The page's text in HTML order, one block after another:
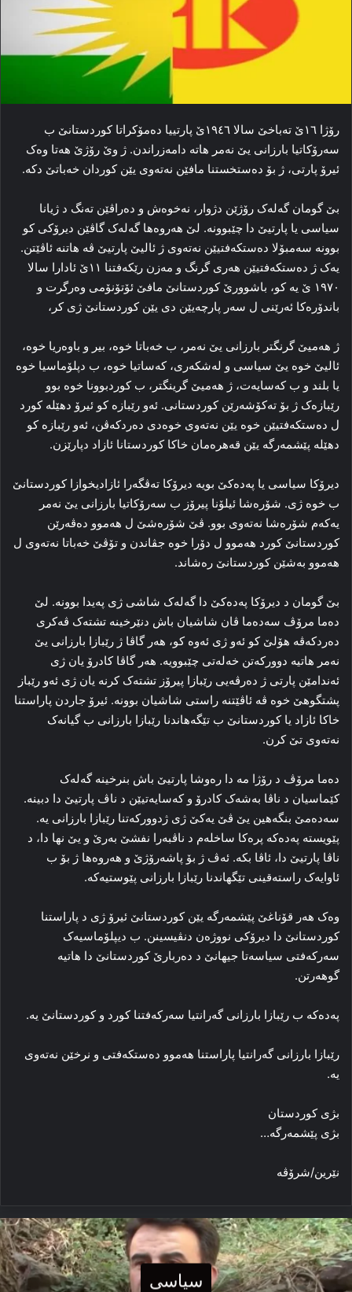
رۆژا ۱٦ێ ته‌باخێ سالا ۱۹٤٦ێ پارتییا ده‌مۆکراتا کوردستانێ ب
سه‌رۆکاتیا بارزانی یێ نه‌مر هاته‌ دامه‌زراندن. ژ وێ رۆژێ هه‌تا وه‌ک
ئیرۆ پارتی، ژ بۆ ده‌ستخستنا مافێن نه‌ته‌وی یێن کوردان خه‌باتێ دکه‌.
بێ گومان گه‌له‌ک رۆژێن دژوار، نه‌خوه‌ش و ده‌راڤێن ته‌نگ د ژیانا
سیاسی یا پارتیێ دا چێبوونه‌. لێ هه‌روه‌ها گه‌له‌ک گاڤێن دیرۆکی کو
بوونه‌ سه‌مبۆلا ده‌ستکەفتیێن نه‌ته‌وی ژ ئالیێ پارتیێ ڤه‌ هاتنه‌ ئاڤێتن.
یەک ژ دەستکەفتیێن هەری گرنگ و مەزن رێکەفتنا ١١ێ ئادارا سالا
١٩٧٠ ێ یە کو، باشوورێ کوردستانێ مافێ ئۆتۆنۆمی وەرگرت و
باندۆرەکا ئەرێنی ل سەر پارچەیێن دی یێن کوردستانێ ژی کر،
ژ هه‌میێ گرنگتر بارزانی یێ نه‌مر، ب خه‌باتا خوه‌، بیر و باوه‌ریا خوه‌،
ئالیێ خوه‌ یێ سیاسی و له‌شکه‌ری، که‌ساتیا خوه‌، ب دپلۆماسیا خوه‌
یا بلند و ب که‌سایه‌ت، ژ هه‌میێ گرینگتر، ب کوردبوونا خوه‌ بوو
رێبازه‌ک ژ بۆ ته‌کۆشه‌رێن کوردستانی. ئه‌و رێبازه‌ کو ئیرۆ دهێلە کورد
ل ده‌ستکه‌فتیێن خوە یێن نه‌ته‌وی خوه‌دی ده‌ردکه‌ڤن، ئه‌و رێبازه‌ کو
دهێله‌ پێشمه‌رگه‌ یێن قه‌هره‌مان خاکا کوردستانا ئازاد دپارێزن.
دیرۆکا سیاسی یا پەدەکێ بویە دیرۆکا ته‌ڤگه‌را ئازادیخوازا کوردستانێ
ب خوه‌ ژی. شۆره‌شا ئیلۆنا پیرۆز ب سه‌رۆکاتیا بارزانی یێ نه‌مر
یه‌که‌م شۆره‌شا نه‌ته‌وی بوو. ڤێ شۆره‌شێ ل هه‌موو ده‌ڤه‌رێن
کوردستانێ کورد هه‌موو ل دۆرا خوه‌ جڤاندن و تۆڤێ خه‌باتا نه‌ته‌وی ل
هه‌موو به‌شێن کوردستانێ ره‌شاند.
بێ گومان د دیرۆکا پەدەکێ دا گه‌له‌ک شاشی ژی پەیدا بوونه‌. لێ
ده‌ما مرۆڤ سه‌ده‌ما ڤان شاشیان باش دنێرخینه‌ تشته‌ک ڤه‌کری
ده‌ردکه‌ڤه‌ هۆلێ کو ئەو ژی ئەوە کو، هه‌ر گاڤا ژ رێبازا بارزانی یێ
نه‌مر هاتیه‌ دوورکه‌تن خه‌له‌تی چێبوویه‌. هه‌ر گاڤا کادرۆ یان ژی
ئه‌ندامێن پارتی ژ دەرڤەیی رێبازا پیرۆز تشته‌ک کرنه‌ یان ژی ئه‌و رێباز
پشتگوهێ خوه‌ ڤە ئاڤێتنه‌ راستی شاشیان بوونه‌. ئیرۆ جاردن پاراستنا
خاکا ئازاد یا کوردستانێ ب تێگەهاندنا رێبازا بارزانی ب گیانه‌ک
نه‌ته‌وی تێ کرن.
ده‌ما مرۆڤ د رۆژا مه‌ دا ره‌وشا پارتیێ باش بنرخینه‌ گه‌له‌ک
کێماسیان د ناڤا به‌شه‌ک کادرۆ و که‌سایه‌تیێن د ناڤ پارتیێ دا دبینه‌.
سه‌ده‌مێ بنگه‌هین یێ ڤێ یه‌کێ ژی ژدوورکه‌تنا رێبازا بارزانی یه‌.
پێویسته‌ پەدەکە پرەکا ساخلەم د ناڤبەرا نفشێ به‌رێ و یێ نها دا، د
ناڤا پارتیێ دا، ئاڤا بکە. ئه‌ڤ ژ بۆ پاشه‌رۆژێ و هه‌روه‌ها ژ بۆ ب
ئاوایه‌ک راسته‌قینی تێگهاندنا رێبازا بارزانی پێوستیه‌که‌.
وه‌ک هه‌ر قۆناغێ پێشمه‌رگه‌ یێن کوردستانێ ئیرۆ ژی د پاراستنا
کوردستانێ دا دیرۆکی نووژه‌ن دنڤیسینن. ب دیپلۆماسیه‌ک
سه‌رکه‌فتی سیاسه‌تا جیهانێ د ده‌ربارێ کوردستانێ دا هاتیه‌
گوهه‌رتن.
پەدەکە ب رێبازا بارزانی گەرانتیا سه‌رکه‌فتنا کورد و کوردستانێ یه‌.
رێبازا بارزانی گەرانتیا پاراستنا هه‌موو ده‌ستکه‌فتی و نرخێن نه‌ته‌وی
یه‌.
بژی کوردستان
بژی پێشمه‌رگه‌…
نێرین/شرۆڤە
سیاسی